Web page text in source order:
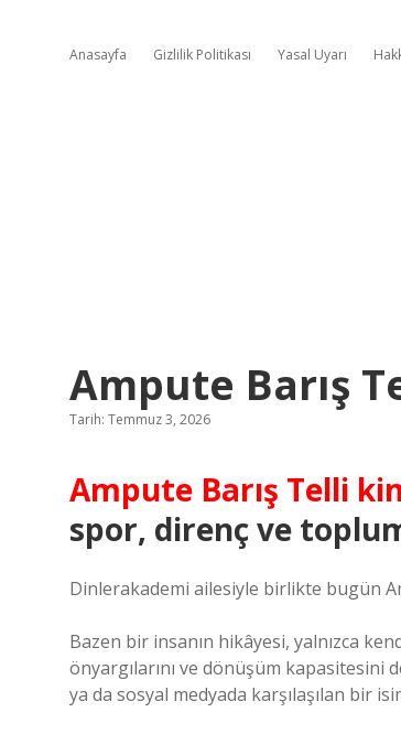
Anasayfa Gizlilik Politikası Yasal Uyarı
Ampute Barış
Tarih: Temmuz 3, 2026
Ampute Barış Telli
spor, direnç ve
Dinlerakademi ailesiyle birlikte bugün
Bazen bir insanın hikâyesi, yalnızca
önyargılarını ve dönüşüm
ya da sosyal medyada karşılaşılan bir